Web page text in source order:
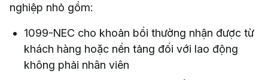
nghiệp nhỏ gồm:
1099-NEC cho khoản bồi thường nhận được từ
khách hàng hoặc nền tảng đối với lao động
không phải nhân viên